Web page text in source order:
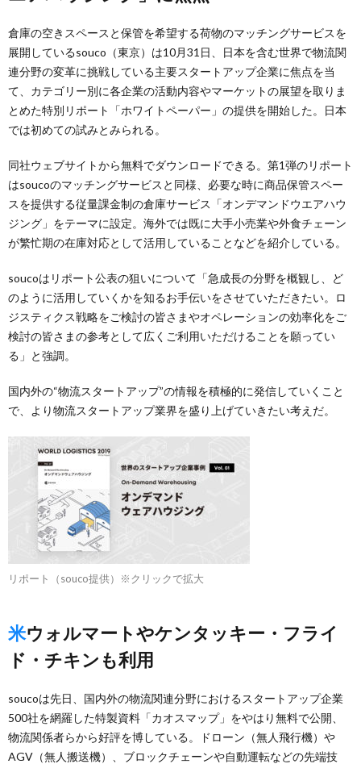
倉庫の空きスペースと保管を希望する荷物のマッチングサービスを
展開しているsouco（東京）は10月31日、日本を含む世界で物流関
連分野の変革に挑戦している主要スタートアップ企業に焦点を当
て、カテゴリー別に各企業の活動内容やマーケットの展望を取りま
とめた特別リポート「ホワイトペーパー」の提供を開始した。日本
では初めての試みとみられる。
同社ウェブサイトから無料でダウンロードできる。第1弾のリポート
はsoucoのマッチングサービスと同様、必要な時に商品保管スペー
スを提供する従量課金制の倉庫サービス「オンデマンドウエアハウ
ジング」をテーマに設定。海外では既に大手小売業や外食チェーン
が繁忙期の在庫対応として活用していることなどを紹介している。
soucoはリポート公表の狙いについて「急成長の分野を概観し、ど
のように活用していくかを知るお手伝いをさせていただきたい。ロ
ジスティクス戦略をご検討の皆さまやオペレーションの効率化をご
検討の皆さまの参考として広くご利用いただけることを願ってい
る」と強調。
国内外の“物流スタートアップ”の情報を積極的に発信していくこと
で、より物流スタートアップ業界を盛り上げていきたい考えだ。
リポート（souco提供）※クリックで拡大
米ウォルマートやケンタッキー・フライ
ド・チキンも利用
soucoは先日、国内外の物流関連分野におけるスタートアップ企業
500社を網羅した特製資料「カオスマップ」をやはり無料で公開、
物流関係者らから好評を博している。ドローン（無人飛行機）や
AGV（無人搬送機）、ブロックチェーンや自動運転などの先端技